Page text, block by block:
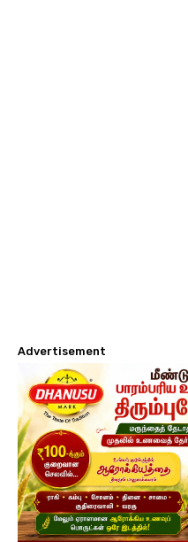
Advertisement